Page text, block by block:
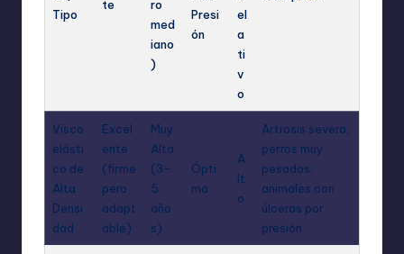
Tipo
te
ro
med
iano
)
Presi
ón
el
a
ti
v
o
Visco
elásti
co de
Alta
Densi
dad
Excel
ente
(firme
pero
adapt
able)
Muy
Alta
(3-
5
año
s)
Ópti
ma
A
lt
o
Artrosis severa,
perros muy
pesados,
animales con
úlceras por
presión.